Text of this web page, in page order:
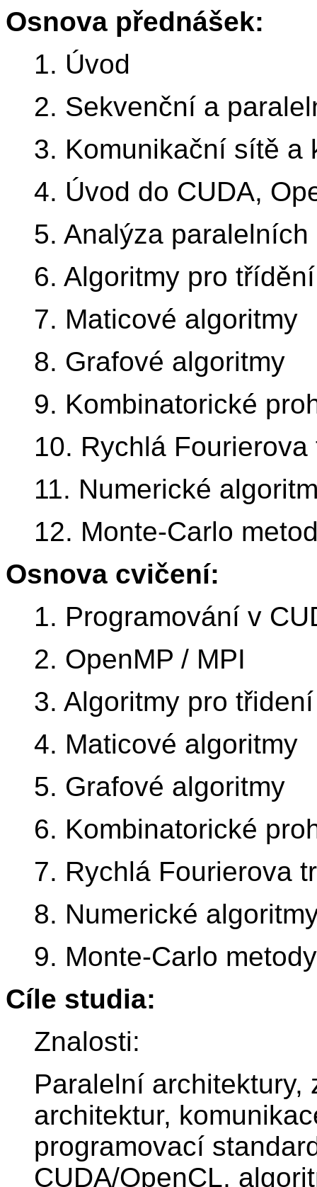
Osnova přednášek:
1. Úvod
2. Sekvenční a
3. Komunikační sítě a
4. Úvod do CUDA,
5. Analýza paralelních
6. Algoritmy pro třídění
7. Maticové algoritmy
8. Grafové algoritmy
9. Kombinatorické
10. Rychlá
11. Numerické
12. Monte-Carlo
Osnova cvičení:
1. Programování v
2. OpenMP / MPI
3. Algoritmy pro třidení
4. Maticové algoritmy
5. Grafové algoritmy
6. Kombinatorické
7. Rychlá Fourierova
8. Numerické
9. Monte-Carlo metody
Cíle studia:
Znalosti:
Paralelní
architektur,
programovací
CUDA/OpenCL,